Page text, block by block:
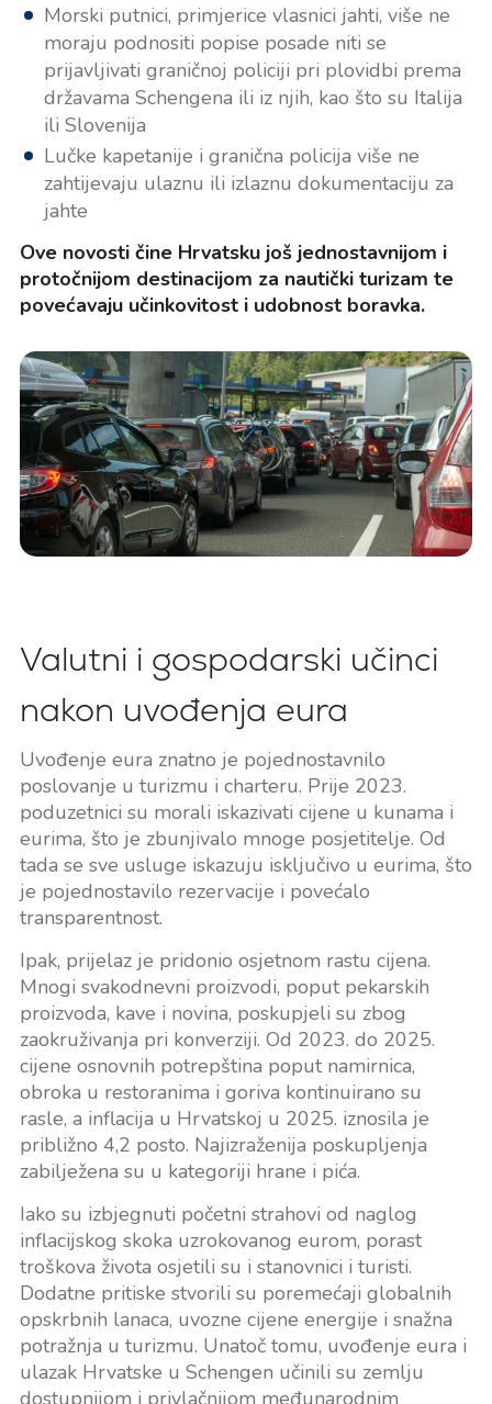
Morski putnici, primjerice vlasnici jahti, više ne
moraju podnositi popise posade niti se
prijavljivati graničnoj policiji pri plovidbi prema
državama Schengena ili iz njih, kao što su Italija
ili Slovenija
Lučke kapetanije i granična policija više ne
zahtijevaju ulaznu ili izlaznu dokumentaciju za
jahte
Ove novosti čine Hrvatsku još jednostavnijom i
protočnijom destinacijom za nautički turizam te
povećavaju učinkovitost i udobnost boravka.
Valutni i gospodarski učinci
nakon uvođenja eura
Uvođenje eura znatno je pojednostavnilo
poslovanje u turizmu i charteru. Prije 2023.
poduzetnici su morali iskazivati cijene u kunama i
eurima, što je zbunjivalo mnoge posjetitelje. Od
tada se sve usluge iskazuju isključivo u eurima, što
je pojednostavilo rezervacije i povećalo
transparentnost.
Ipak, prijelaz je pridonio osjetnom rastu cijena.
Mnogi svakodnevni proizvodi, poput pekarskih
proizvoda, kave i novina, poskupjeli su zbog
zaokruživanja pri konverziji. Od 2023. do 2025.
cijene osnovnih potrepština poput namirnica,
obroka u restoranima i goriva kontinuirano su
rasle, a inflacija u Hrvatskoj u 2025. iznosila je
približno 4,2 posto. Najizraženija poskupljenja
zabilježena su u kategoriji hrane i pića.
Iako su izbjegnuti početni strahovi od naglog
inflacijskog skoka uzrokovanog eurom, porast
troškova života osjetili su i stanovnici i turisti.
Dodatne pritiske stvorili su poremećaji globalnih
opskrbnih lanaca, uvozne cijene energije i snažna
potražnja u turizmu. Unatoč tomu, uvođenje eura i
ulazak Hrvatske u Schengen učinili su zemlju
dostupnijom i privlačnijom međunarodnim